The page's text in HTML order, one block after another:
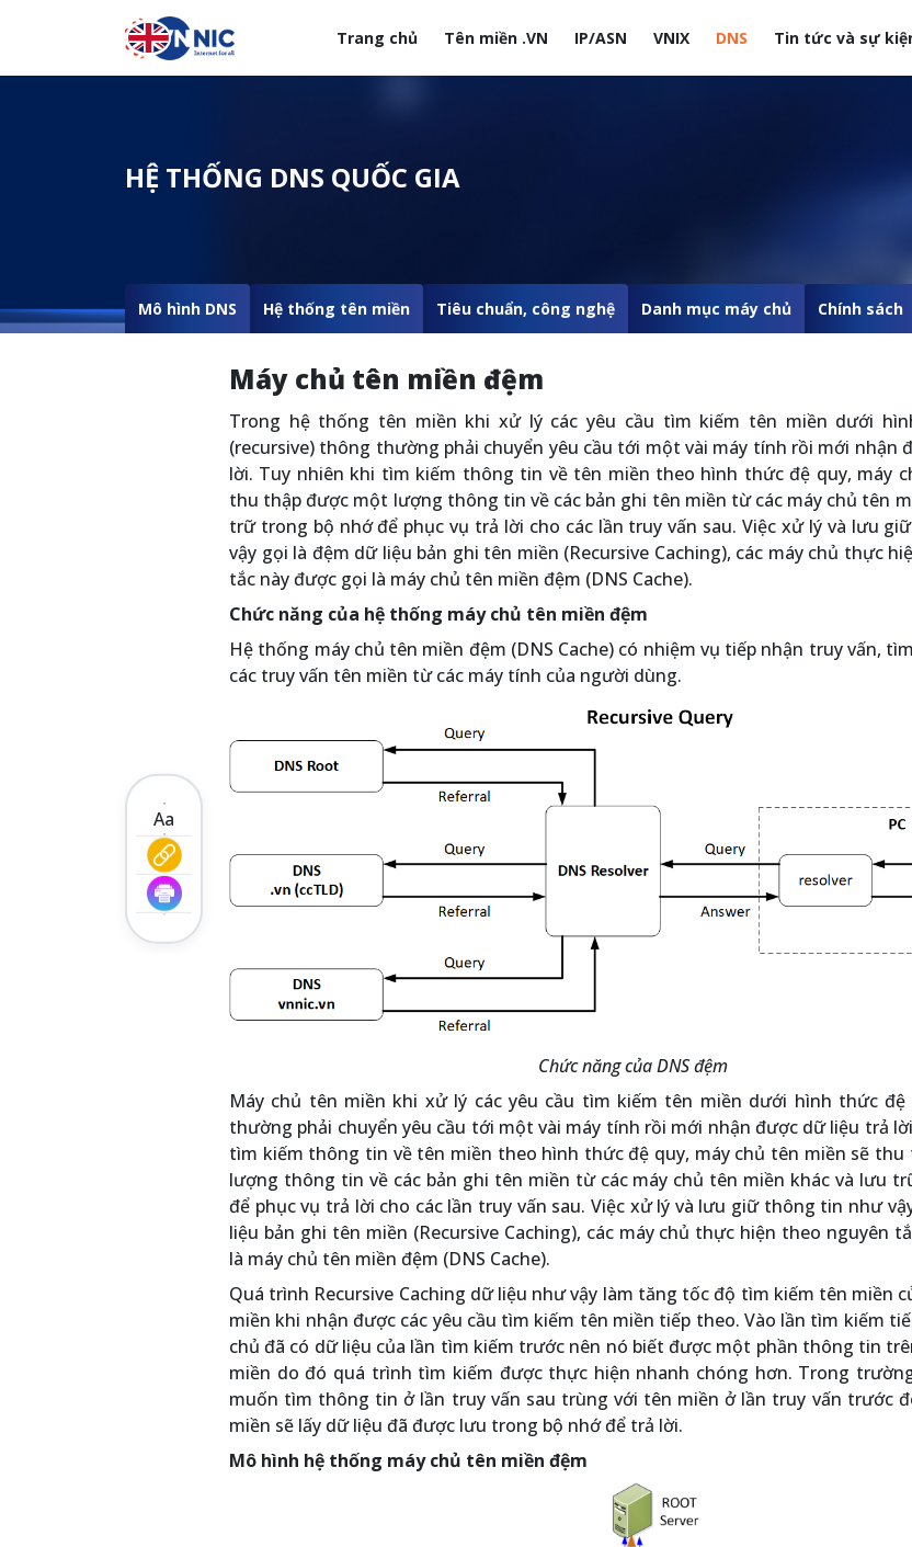
Nhảy đến nội dung
Trang chủ Tên miền .VN IP/ASN VNIX DNS Tin tức và sự
Menuheader của website
HỆ THỐNG DNS QUỐC GIA
Mô hình DNS Hệ thống tên miền Tiêu chuẩn, công nghệ Danh mục máy chủ Chính sách
Aa
Máy chủ tên miền đệm
Trong hệ thống tên miền khi xử lý các yêu cầu tìm kiếm tên miền dưới
(recursive) thông thường phải chuyển yêu cầu tới một vài máy tính rồi mới nhận
lời. Tuy nhiên khi tìm kiếm thông tin về tên miền theo hình thức đệ quy, máy
thu thập được một lượng thông tin về các bản ghi tên miền từ các máy chủ tên
trữ trong bộ nhớ để phục vụ trả lời cho các lần truy vấn sau. Việc xử lý và lưu
vậy gọi là đệm dữ liệu bản ghi tên miền (Recursive Caching), các máy chủ thực
tắc này được gọi là máy chủ tên miền đệm (DNS Cache).
Chức năng của hệ thống máy chủ tên miền đệm
Hệ thống máy chủ tên miền đệm (DNS Cache) có nhiệm vụ tiếp nhận truy vấn,
các truy vấn tên miền từ các máy tính của người dùng.
Chức năng của DNS đệm
Máy chủ tên miền khi xử lý các yêu cầu tìm kiếm tên miền dưới hình thức đệ
thường phải chuyển yêu cầu tới một vài máy tính rồi mới nhận được dữ liệu trả
tìm kiếm thông tin về tên miền theo hình thức đệ quy, máy chủ tên miền sẽ
lượng thông tin về các bản ghi tên miền từ các máy chủ tên miền khác và lưu
để phục vụ trả lời cho các lần truy vấn sau. Việc xử lý và lưu giữ thông tin như
liệu bản ghi tên miền (Recursive Caching), các máy chủ thực hiện theo nguyên
là máy chủ tên miền đệm (DNS Cache).
Quá trình Recursive Caching dữ liệu như vậy làm tăng tốc độ tìm kiếm tên miền
miền khi nhận được các yêu cầu tìm kiếm tên miền tiếp theo. Vào lần tìm kiếm
chủ đã có dữ liệu của lần tìm kiếm trước nên nó biết được một phần thông tin
miền do đó quá trình tìm kiếm được thực hiện nhanh chóng hơn. Trong
muốn tìm thông tin ở lần truy vấn sau trùng với tên miền ở lần truy vấn trước
miền sẽ lấy dữ liệu đã được lưu trong bộ nhớ để trả lời.
Mô hình hệ thống máy chủ tên miền đệm